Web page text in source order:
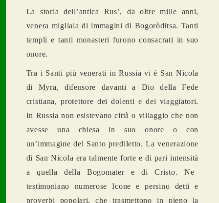
La storia dell’antica Rus’, da oltre mille anni,
venera migliaia di immagini di Bogoròditsa. Tanti
templi e tanti monasteri furono consacrati in suo
onore.
Tra i Santi più venerati in Russia vi è San Nicola
di Myra, difensore davanti a Dio della Fede
cristiana, protettore dei dolenti e dei viaggiatori.
In Russia non esistevano cittào villaggio che non
avesse una chiesa in suo onore o con
un’immagine del Santo prediletto. La venerazione
di San Nicola era talmente forte e di pari intensità
a quella della Bogomater e di Cristo. Ne
testimoniano numerose Icone e persino detti e
proverbi popolari, che trasmettono in pieno la